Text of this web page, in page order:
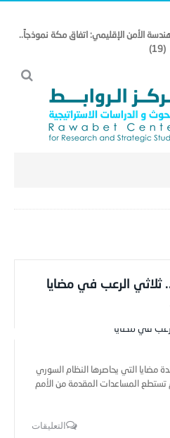
أزمة شباط 2026 إلى هندسة الأمن الإقليمي: اتفاق مكة نموذجاً..
(19)
ثلاثي الرعب في مضايا
مضايا التي يحاصرها النظام السوري
تستطع المساعدات المقدمة من الأمم
التعليقات